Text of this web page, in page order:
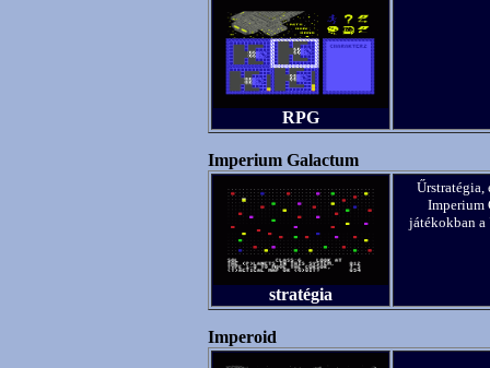
RPG
Imperium Galactum
stratégia
Űrstratégia,
Imperium
játékokban
Imperoid